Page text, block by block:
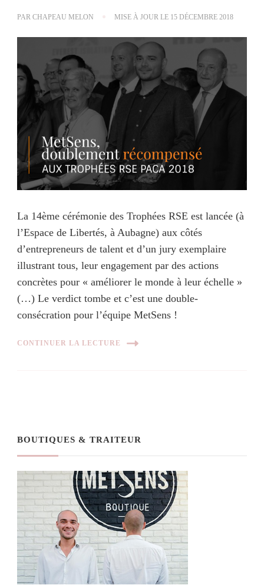
PAR CHAPEAU MELON MISE À JOUR LE 15 DÉCEMBRE 2018
La 14ème cérémonie des Trophées RSE est lancée (à
l’Espace de Libertés, à Aubagne) aux côtés
d’entrepreneurs de talent et d’un jury exemplaire
illustrant tous, leur engagement par des actions
concrètes pour « améliorer le monde à leur échelle »
(…) Le verdict tombe et c’est une double-
consécration pour l’équipe MetSens !
CONTINUER LA LECTURE
BOUTIQUES & TRAITEUR